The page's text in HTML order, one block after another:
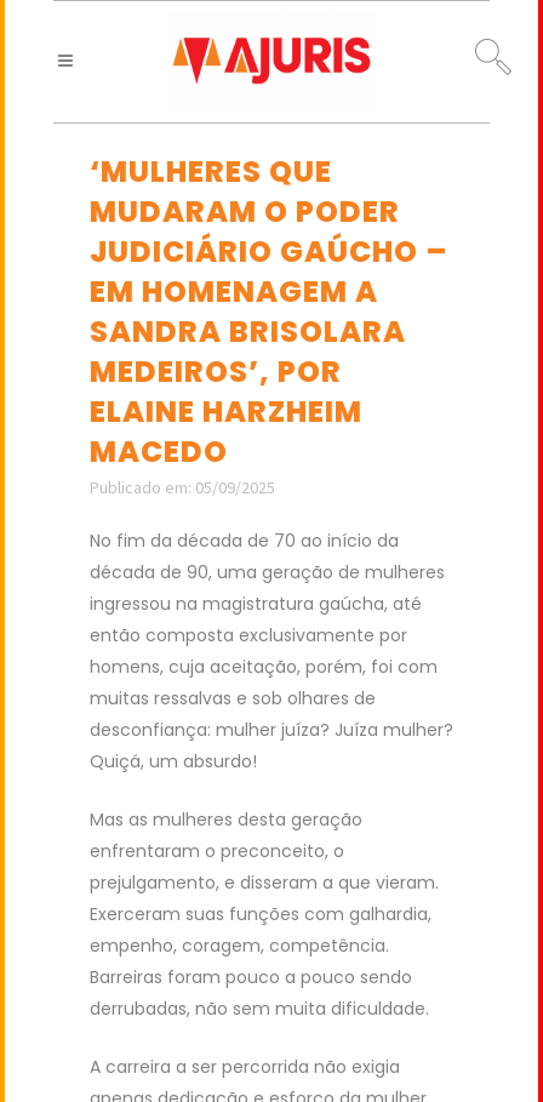
‘MULHERES QUE
MUDARAM O PODER
JUDICIÁRIO GAÚCHO –
EM HOMENAGEM A
SANDRA BRISOLARA
MEDEIROS’, POR
ELAINE HARZHEIM
MACEDO
Publicado em: 05/09/2025
No fim da década de 70 ao início da
década de 90, uma geração de mulheres
ingressou na magistratura gaúcha, até
então composta exclusivamente por
homens, cuja aceitação, porém, foi com
muitas ressalvas e sob olhares de
desconfiança: mulher juíza? Juíza mulher?
Quiçá, um absurdo!
Mas as mulheres desta geração
enfrentaram o preconceito, o
prejulgamento, e disseram a que vieram.
Exerceram suas funções com galhardia,
empenho, coragem, competência.
Barreiras foram pouco a pouco sendo
derrubadas, não sem muita dificuldade.
A carreira a ser percorrida não exigia